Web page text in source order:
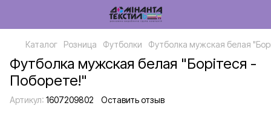
Каталог Розница Футболки Футболка мужская белая
Футболка мужская белая "Борітеся -
Поборете!"
Артикул: 1607209802 Оставить отзыв